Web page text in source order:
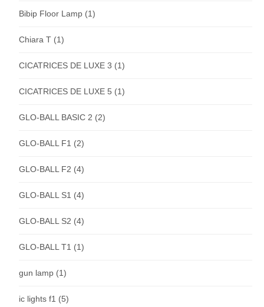
Bibip Floor Lamp (1)
Chiara T (1)
CICATRICES DE LUXE 3 (1)
CICATRICES DE LUXE 5 (1)
GLO-BALL BASIC 2 (2)
GLO-BALL F1 (2)
GLO-BALL F2 (4)
GLO-BALL S1 (4)
GLO-BALL S2 (4)
GLO-BALL T1 (1)
gun lamp (1)
ic lights f1 (5)